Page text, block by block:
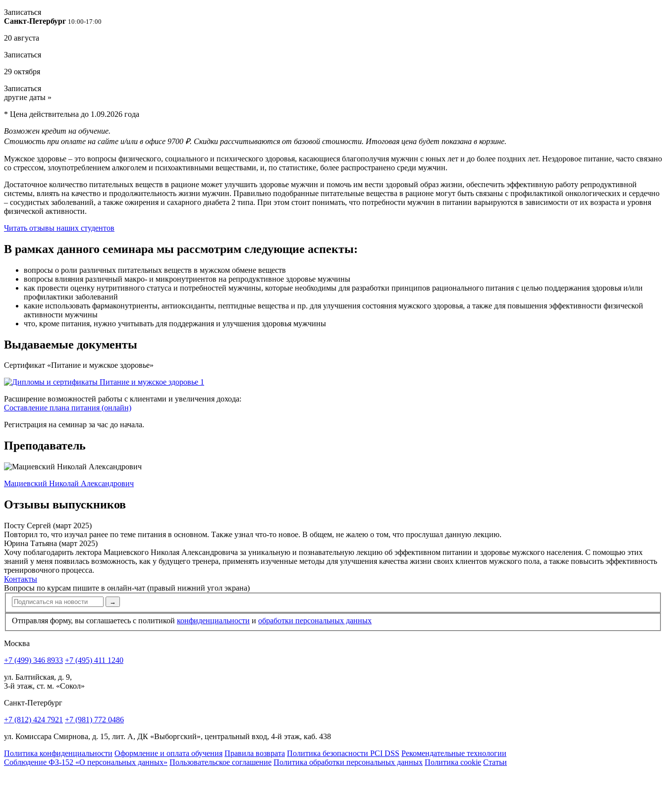
Записаться
Санкт-Петербург 10:00-17:00
20 августа
Записаться
29 октября
Записаться
другие даты »
* Цена действительна до 1.09.2026 года
Возможен кредит на обучение.
Стоимость при оплате на сайте и/или в офисе 9700 ₽. Скидки рассчитываются от базовой стоимости. Итоговая цена будет показана в корзине.
Мужское здоровье – это вопросы физического, социального и психического здоровья, касающиеся благополучия мужчин с юных лет и до более поздних лет. Нездоровое питание, часто связано
со стрессом, злоупотреблением алкоголем и психоактивными веществами, и, по статистике, более распространено среди мужчин.
Достаточное количество питательных веществ в рационе может улучшить здоровье мужчин и помочь им вести здоровый образ жизни, обеспечить эффективную работу репродуктивной
системы, влиять на качество и продолжительность жизни мужчин. Правильно подобранные питательные вещества в рационе могут быть связаны с профилак­тикой онкологических и сердечно
– сосудистых заболева­ний, а также ожирения и сахарного диабета 2 типа. При этом стоит понимать, что потребности мужчин в питании варьируются в зависимости от их возраста и уровня
физической активности.
Читать отзывы наших студентов
В рамках данного семинара мы рассмотрим следующие аспекты:
вопросы о роли различных питательных веществ в мужском обмене веществ
вопросы влияния различный макро- и микронутриентов на репродуктивное здоровье мужчины
как провести оценку нутритивного статуса и потребностей мужчины, которые необходимы для разработки принципов рационального питания с целью поддержания здоровья и/или
профилак­тики заболева­ний
какие использова­ть фармаконутриенты, антиоксиданты, пептидные вещества и пр. для улучшения состояния мужского здоровья, а также для повышения эффективности физической
активности мужчины
что, кроме питания, нужно учитывать для поддержания и улучшения здоровья мужчины
Выдаваемые документы
Сертификат «Питание и мужское здоровье»
Расширение возможностей работы с клиентами и увеличения дохода:
Составление плана питания (онлайн)
Регистрация на семинар за час до начала.
Преподаватель
Мациевский Николай Александ­рович
Отзывы выпускников
Посту Сергей (март 2025)
Повторил то, что изучал ранее по теме питания в основном. Также узнал что-то новое. В общем, не жалею о том, что прослушал данную лекцию.
Юрина Татьяна (март 2025)
Хочу поблагодарить лектора Мациевского Николая Александровича за уникальную и познавательную лекцию об эффективном питании и здоровье мужского населения. С помощью этих
знаний у меня появилась возможность, как у будущего тренера, применять изученные методы для улучшения качества жизни своих клиентов мужского пола, а также повысить эффективность
тренировочного процесса.
Контакты
Вопросы по курсам пишите в онлайн-чат (правый нижний угол экрана)
→
Отправляя форму, вы соглашаетесь с политикой конфи­ден­циальности и обработки персональных данных
Москва
+7 (499) 346 8933 +7 (495) 411 1240
ул. Балтийская, д. 9,
3-й этаж, ст. м. «Сокол»
Санкт-Петербург
+7 (812) 424 7921 +7 (981) 772 0486
ул. Комиссара Смирнова, д. 15, лит. А, ДК «Выборгский», центральный вход, 4-й этаж, каб. 438
Политика конфиденциальности Оформление и оплата обучения Правила возврата Политика безопасности PCI DSS Рекомендательные технологии
Соблюдение ФЗ-152 «О персональ­ных данных» Пользовательское соглашение Политика обработки персональных данных Политика cookie Статьи